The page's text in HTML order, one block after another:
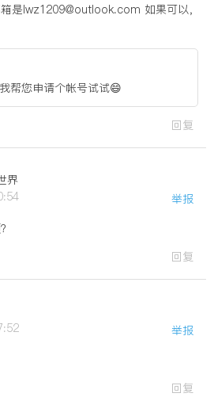
是lwz1209@outlook.com 如果可以，
帮您申请个帐号试试😄
回复
界
举报
回复
举报
回复